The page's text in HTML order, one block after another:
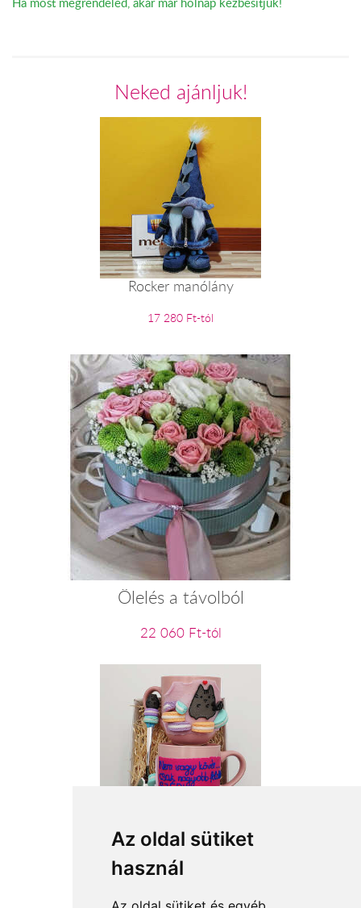
Az oldal sütiket
használ
Neked ajánljuk!
Rocker manólány
17 280 Ft-tól
Ölelés a távolból
22 060 Ft-tól
Cicus és a süti
10 400 Ft-tól